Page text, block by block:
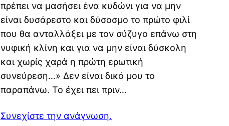
πρέπει να μασήσει ένα κυδώνι για να μην
είναι δυσάρεστο και δύσοσμο το πρώτο φιλί
που θα ανταλλάξει με τον σύζυγο επάνω στη
νυφική κλίνη και για να μην είναι δύσκολη
και χωρίς χαρά η πρώτη ερωτική
συνεύρεση…» Δεν είναι δικό μου το
παραπάνω. Το έχει πει πριν…
Συνεχίστε την ανάγνωση.